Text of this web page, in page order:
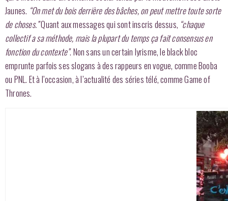
Jaunes. “On met du bois derrière des bâches, on peut mettre toute sorte
de choses.”Quant aux messages qui sont inscris dessus, “chaque
collectif a sa méthode, mais la plupart du temps ça fait consensus en
fonction du contexte”. Non sans un certain lyrisme, le black bloc
emprunte parfois ses slogans à des rappeurs en vogue, comme Booba
ou PNL. Et à l’occasion, à l’actualité des séries télé, comme Game of
Thrones.